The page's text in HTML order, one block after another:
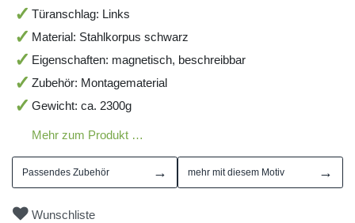
Türanschlag: Links
Material: Stahlkorpus schwarz
Eigenschaften: magnetisch, beschreibbar
Zubehör: Montagematerial
Gewicht: ca. 2300g
Mehr zum Produkt …
Passendes Zubehör → mehr mit diesem Motiv →
Wunschliste